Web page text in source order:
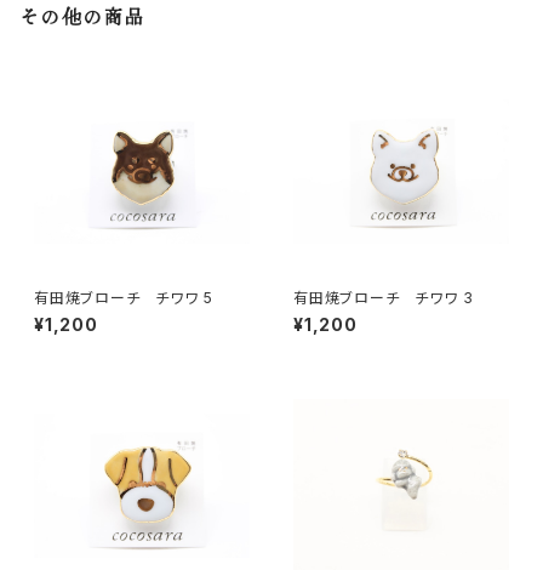
その他の商品
有田焼ブローチ チワワ 5
¥1,200
有田焼ブローチ チワワ 3
¥1,200